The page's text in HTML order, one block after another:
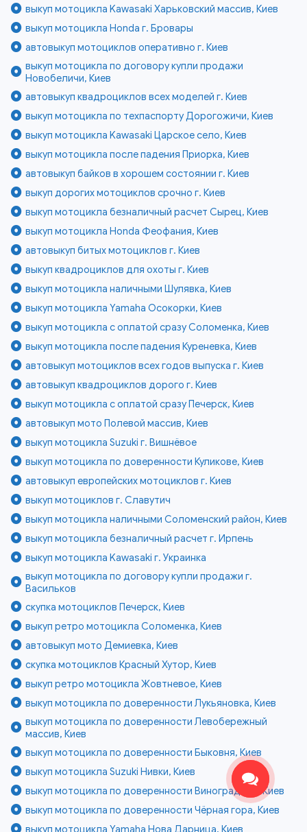
выкуп мотоцикла Kawasaki Харьковский массив, Киев
выкуп мотоцикла Honda г. Бровары
автовыкуп мотоциклов оперативно г. Киев
выкуп мотоцикла по договору купли продажи
Новобеличи, Киев
автовыкуп квадроциклов всех моделей г. Киев
выкуп мотоцикла по техпаспорту Дорогожичи, Киев
выкуп мотоцикла Kawasaki Царское село, Киев
выкуп мотоцикла после падения Приорка, Киев
автовыкуп байков в хорошем состоянии г. Киев
выкуп дорогих мотоциклов срочно г. Киев
выкуп мотоцикла безналичный расчет Сырец, Киев
выкуп мотоцикла Honda Феофания, Киев
автовыкуп битых мотоциклов г. Киев
выкуп квадроциклов для охоты г. Киев
выкуп мотоцикла наличными Шулявка, Киев
выкуп мотоцикла Yamaha Осокорки, Киев
выкуп мотоцикла с оплатой сразу Соломенка, Киев
выкуп мотоцикла после падения Куреневка, Киев
автовыкуп мотоциклов всех годов выпуска г. Киев
автовыкуп квадроциклов дорого г. Киев
выкуп мотоцикла с оплатой сразу Печерск, Киев
автовыкуп мото Полевой массив, Киев
выкуп мотоцикла Suzuki г. Вишнёвое
выкуп мотоцикла по доверенности Куликове, Киев
автовыкуп европейских мотоциклов г. Киев
выкуп мотоциклов г. Славутич
выкуп мотоцикла наличными Соломенский район, Киев
выкуп мотоцикла безналичный расчет г. Ирпень
выкуп мотоцикла Kawasaki г. Украинка
выкуп мотоцикла по договору купли продажи г.
Васильков
скупка мотоциклов Печерск, Киев
выкуп ретро мотоцикла Соломенка, Киев
автовыкуп мото Демиевка, Киев
скупка мотоциклов Красный Хутор, Киев
выкуп ретро мотоцикла Жовтневое, Киев
выкуп мотоцикла по доверенности Лукьяновка, Киев
выкуп мотоцикла по доверенности Левобережный
массив, Киев
выкуп мотоцикла по доверенности Быковня, Киев
выкуп мотоцикла Suzuki Нивки, Киев
выкуп мотоцикла по доверенности Виноградарь, Киев
выкуп мотоцикла по доверенности Чёрная гора, Киев
выкуп мотоцикла Yamaha Нова Дарница, Киев